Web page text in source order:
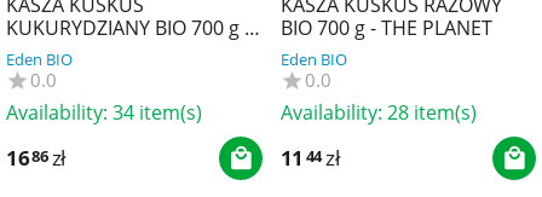
KUKURYDZIANY BIO 700 g -
THE PLANET
Eden BIO
0.0
Availability: 34 item(s)
1686zł
BIO 700 g - THE PLANET
Eden BIO
0.0
Availability: 28 item(s)
11 44zł